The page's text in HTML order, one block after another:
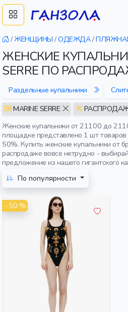
/ ЖЕНЩИНЫ /ОДЕЖДА/
ЖЕНСКИЕ
SERRE ПО
Раздельные купальники
MARINE SERRE
Женские купальники от 21100 до
площадке представлено 1 шт
50%. Купить женские купальники от
распродаже вовсе нетрудно -
предложение из нашего гигантского
По популярности
- 50 %